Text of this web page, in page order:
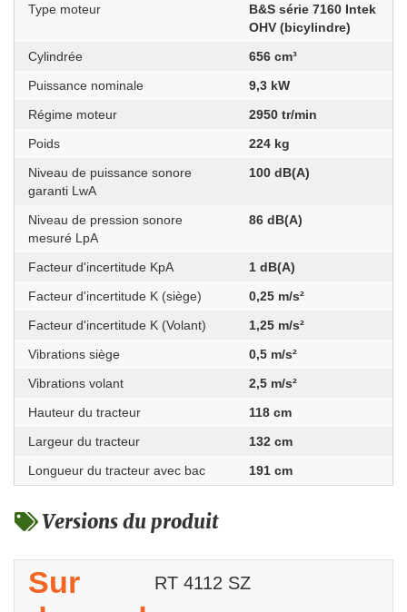
Type moteur
B&S série 7160 Intek
OHV (bicylindre)
Cylindrée
656 cm³
Puissance nominale
9,3 kW
Régime moteur
2950 tr/min
Poids
224 kg
Niveau de puissance sonore
garanti LwA
100 dB(A)
Niveau de pression sonore
mesuré LpA
86 dB(A)
Facteur d'incertitude KpA
1 dB(A)
Facteur d'incertitude K (siège)
0,25 m/s²
Facteur d'incertitude K (Volant)
1,25 m/s²
Vibrations siège
0,5 m/s²
Vibrations volant
2,5 m/s²
Hauteur du tracteur
118 cm
Largeur du tracteur
132 cm
Longueur du tracteur avec bac
191 cm
Versions du produit
Sur
RT 4112 SZ